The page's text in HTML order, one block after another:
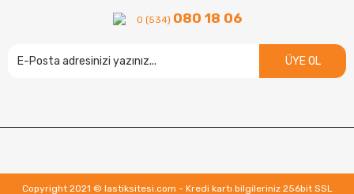
0 (534) 080 18 06
ÜYE OL
Copyright 2021 © lastiksitesi.com - Kredi kartı bilgileriniz 256bit SSL